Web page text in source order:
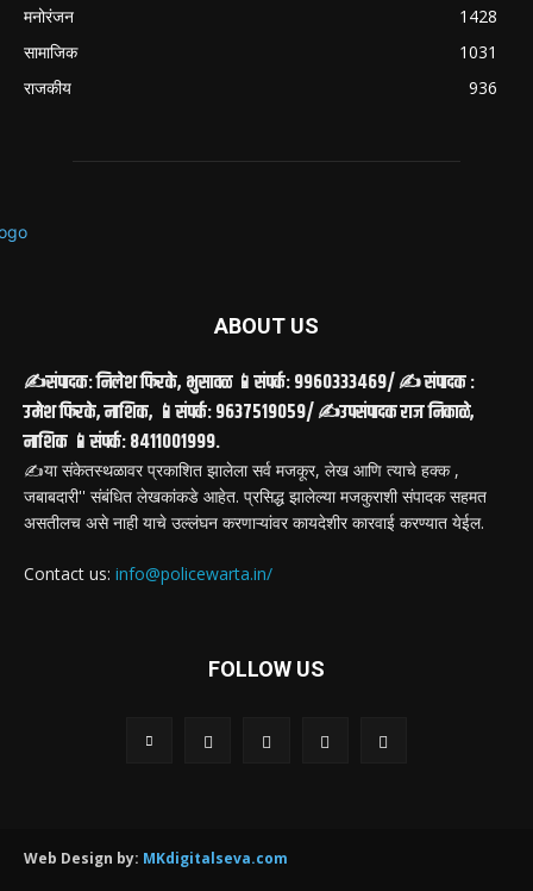
मनोरंजन
1428
सामाजिक
1031
राजकीय
936
ABOUT US
✍️संपादक: निलेश फिरके, भुसावळ 📱संपर्क: 9960333469/ ✍️ संपादक :
उमेश फिरके, नाशिक, 📱संपर्क: 9637519059/ ✍️उपसंपादक राज निकाळे,
नाशिक 📱संपर्क: 8411001999.
✍️या संकेतस्थळावर प्रकाशित झालेला सर्व मजकूर, लेख आणि त्याचे हक्क ,
जबाबदारी'' संबंधित लेखकांकडे आहेत. प्रसिद्ध झालेल्या मजकुराशी संपादक सहमत
असतीलच असे नाही याचे उल्लंघन करणाऱ्यांवर कायदेशीर कारवाई करण्यात येईल.
Contact us: info@policewarta.in/
FOLLOW US
Web Design by: MKdigitalseva.com